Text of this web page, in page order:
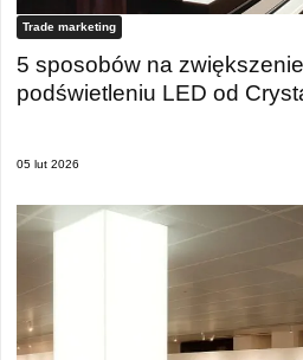
Trade marketing
5 sposobów na
podświetleniu LED od
05 lut 2026